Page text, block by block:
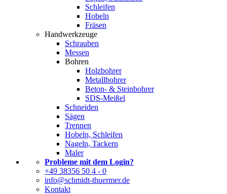
Schleifen
Hobeln
Fräsen
Handwerkzeuge
Schrauben
Messen
Bohren
Holzbohrer
Metallbohrer
Beton- & Steinbohrer
SDS-Meißel
Schneiden
Sägen
Trennen
Hobeln, Schleifen
Nageln, Tackern
Maler
Probleme mit dem Login?
+49 38356 50 4 - 0
info@schmidt-thuermer.de
Kontakt